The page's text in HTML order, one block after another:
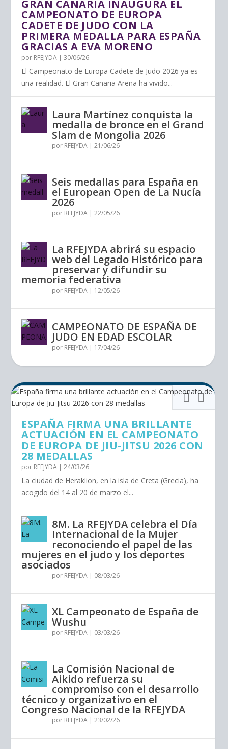
GRAN CANARIA INAUGURA EL
CAMPEONATO DE EUROPA
CADETE DE JUDO CON LA
PRIMERA MEDALLA PARA ESPAÑA
GRACIAS A EVA MORENO
por RFEJYDA |30/06/26
El Campeonato de Europa Cadete de Judo 2026 ya es
una realidad. El Gran Canaria Arena ha vivido...
Laura Martínez conquista la
medalla de bronce en el Grand
Slam de Mongolia 2026
por RFEJYDA |21/06/26
Seis medallas para España en
el European Open de La Nucía
2026
por RFEJYDA |22/05/26
La RFEJYDA abrirá su espacio
web del Legado Histórico para
preservar y difundir su
memoria federativa
por RFEJYDA | 12/05/26
CAMPEONATO DE ESPAÑA DE
JUDO EN EDAD ESCOLAR
por RFEJYDA | 17/04/26
ESPAÑA FIRMA UNA BRILLANTE
ACTUACIÓN EN EL CAMPEONATO
DE EUROPA DE JIU-JITSU 2026 CON
28 MEDALLAS
por RFEJYDA |24/03/26
La ciudad de Heraklion, en la isla de Creta (Grecia), ha
acogido del 14 al 20 de marzo el...
8M. La RFEJYDA celebra el Día
Internacional de la Mujer
reconociendo el papel de las
mujeres en el judo y los deportes
asociados
por RFEJYDA | 08/03/26
XL Campeonato de España de
Wushu
por RFEJYDA | 03/03/26
La Comisión Nacional de
Aikido refuerza su
compromiso con el desarrollo
técnico y organizativo en el
Congreso Nacional de la RFEJYDA
por RFEJYDA |23/02/26